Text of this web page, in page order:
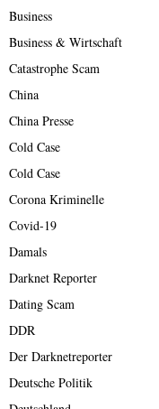
Business
Business & Wirtschaft
Catastrophe Scam
China
China Presse
Cold Case
Cold Case
Corona Kriminelle
Covid-19
Damals
Darknet Reporter
Dating Scam
DDR
Der Darknetreporter
Deutsche Politik